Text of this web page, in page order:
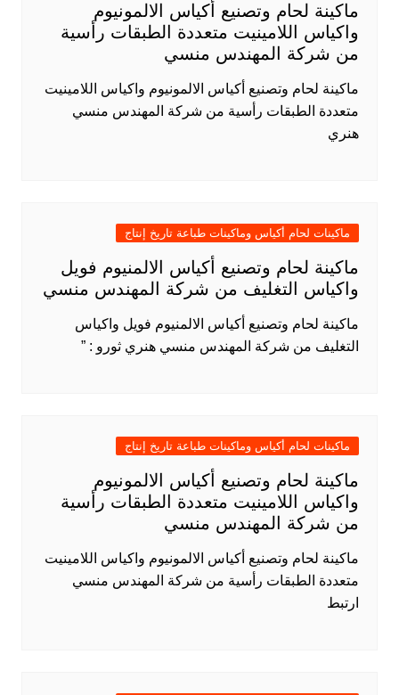
ماكينة لحام وتصنيع أكياس الالمونيوم
واكياس اللامينيت متعددة الطبقات رأسية
من شركة المهندس منسي
ماكينة لحام وتصنيع أكياس الالمونيوم واكياس اللامينيت
متعددة الطبقات رأسية من شركة المهندس منسي
هنري
ماكينات لحام أكياس وماكينات طباعة تاريخ إنتاج
ماكينة لحام وتصنيع أكياس الالمنيوم فويل
واكياس التغليف من شركة المهندس منسي
ماكينة لحام وتصنيع أكياس الالمنيوم فويل واكياس
التغليف من شركة المهندس منسي هنري ثورو : ”
ماكينات لحام أكياس وماكينات طباعة تاريخ إنتاج
ماكينة لحام وتصنيع أكياس الالمونيوم
واكياس اللامينيت متعددة الطبقات رأسية
من شركة المهندس منسي
ماكينة لحام وتصنيع أكياس الالمونيوم واكياس اللامينيت
متعددة الطبقات رأسية من شركة المهندس منسي
ارتبط